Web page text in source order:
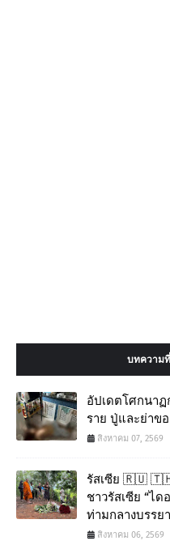
บทความ
อัปเดตโศกนาฏ
ราย ปู่และย่าข
สิงหาคม 07, 2569
รัสเซีย 🇷🇺
ชาวรัสเซีย “ได
ท่ามกลางบรรย
สิงหาคม 06, 2569